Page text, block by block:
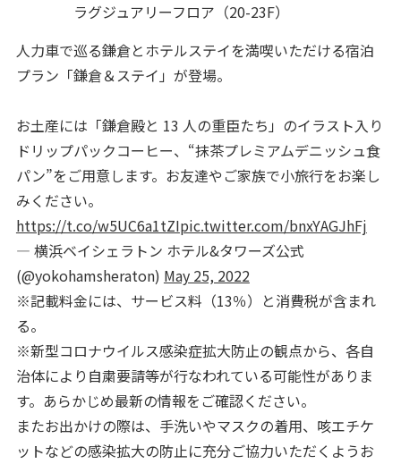
ラグジュアリーフロア（20-23F）
人力車で巡る鎌倉とホテルステイを満喫いただける宿泊
プラン「鎌倉＆ステイ」が登場。
お土産には「鎌倉殿と 13 人の重臣たち」のイラスト入り
ドリップパックコーヒー、“抹茶プレミアムデニッシュ食
パン”をご用意します。お友達やご家族で小旅行をお楽し
みください。
https://t.co/w5UC6a1tZIpic.twitter.com/bnxYAGJhFj
— 横浜ベイシェラトン ホテル&タワーズ公式
(@yokohamsheraton) May 25, 2022
※記載料金には、サービス料（13％）と消費税が含まれ
る。
※新型コロナウイルス感染症拡大防止の観点から、各自
治体により自粛要請等が行なわれている可能性がありま
す。あらかじめ最新の情報をご確認ください。
またお出かけの際は、手洗いやマスクの着用、咳エチケ
ットなどの感染拡大の防止に充分ご協力いただくようお